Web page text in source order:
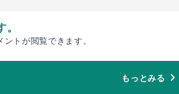
トが閲覧できます。
もっとみる